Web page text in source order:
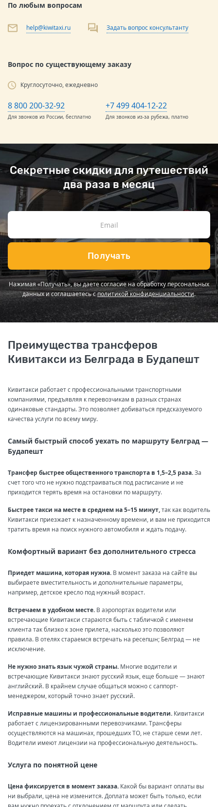
По любым вопросам
help@kiwitaxi.ru Задать вопрос консультанту
Вопрос по существующему заказу
Круглосуточно, ежедневно
8 800 200-32-92
Для звонков из России, бесплатно
+7 499 404-12-22
Для звонков из-за рубежа, платно
Секретные скидки для путешествий
два раза в месяц
Получать
Нажимая «Получать», вы даете согласие на обработку персональных
данных и соглашаетесь сполитикой конфиденциальности.
Преимущества трансферов
Кивитакси из Белграда в Будапешт
Кивитакси работает с профессиональными транспортными
компаниями, предъявляя к перевозчикам в разных странах
одинаковые стандарты. Это позволяет добиваться предсказуемого
качества услуги по всему миру.
Самый быстрый способ уехать по маршруту Белград —
Будапешт
Трансфер быстрее общественного транспорта в 1,5–2,5 раза.За
счет того что не нужно подстраиваться под расписание и не
приходится терять время на остановки по маршруту.
Быстрее такси на месте в среднем на 5–15 минут,так как водитель
Кивитакси приезжает к назначенному времени, и вам не приходится
тратить время на поиск нужного автомобиля и ждать подачу.
Комфортный вариант без дополнительного стресса
Приедет машина, которая нужна. В момент заказа на сайте вы
выбираете вместительность и дополнительные параметры,
например, детское кресло под нужный возраст.
Встречаем в удобном месте. В аэропортах водители или
встречающие Кивитакси стараются быть с табличкой с именем
клиента так близко к зоне прилета, насколько это позволяют
правила. В отелях стараемся встречать на ресепшн; Белград — не
исключение.
Не нужно знать язык чужой страны. Многие водители и
встречающие Кивитакси знают русский язык, еще больше — знают
английский. В крайнем случае общаться можно с саппорт-
менеджером, который точно знает русский.
Исправные машины и профессиональные водители. Кивитакси
работает с лицензированными перевозчиками. Трансферы
осуществляются на машинах, прошедших ТО, не старше семи лет.
Водители имеют лицензии на профессиональную деятельность.
Услуга по понятной цене
Цена фиксируется в момент заказа. Какой бы вариант оплаты вы
ни выбрали, цена не изменится. Доплата может быть только, если